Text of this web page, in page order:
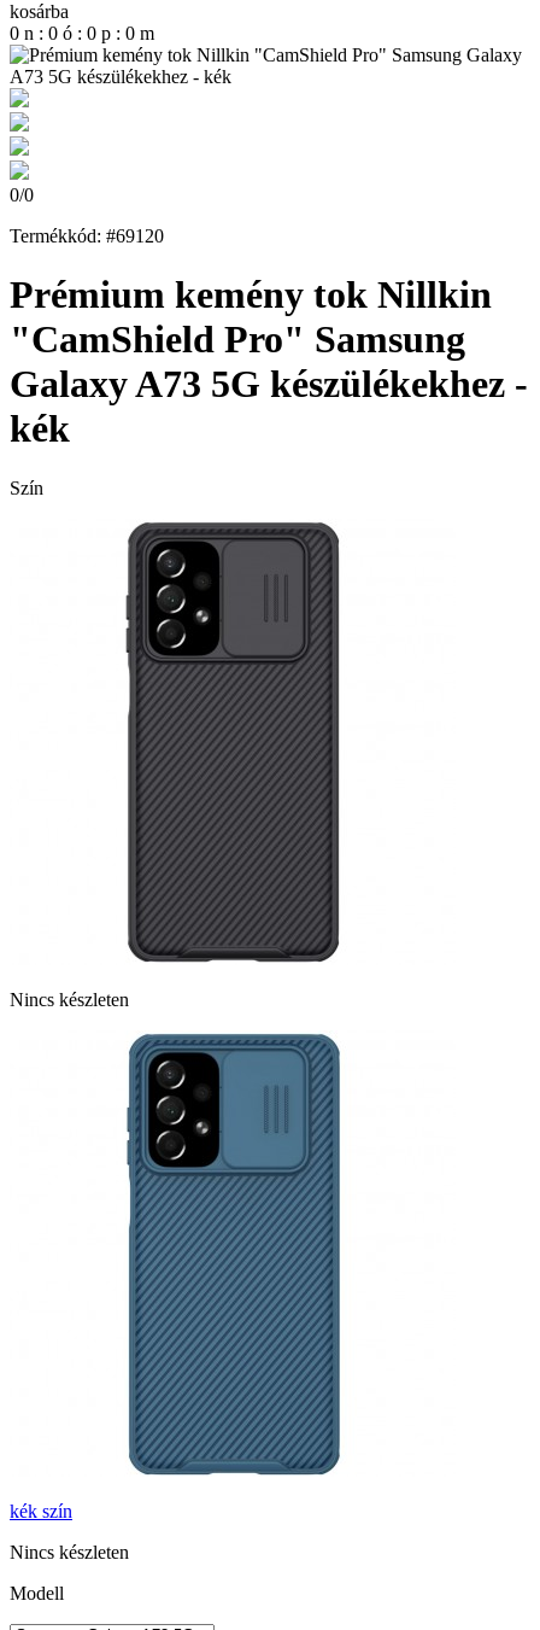
kosárba
0 n : 0 ó : 0 p : 0 m
0/0
Termékkód: #69120
Prémium kemény tok Nillkin
"CamShield Pro" Samsung
Galaxy A73 5G készülékekhez -
kék
Szín
Nincs készleten
kék szín
Nincs készleten
Modell